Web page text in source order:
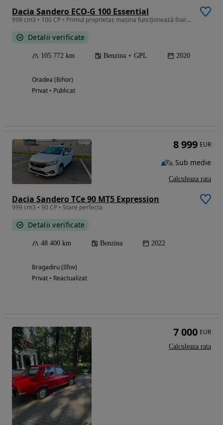
Dacia Sandero ECO-G 100 Essential
999 cm3 • 100 CP • Primul proprietar, mașina funcționează foarte bine.
Detalii verificate
105 772 km Benzina + GPL 2020
Oradea (Bihor)
Privat • Publicat
Dacia Sandero TCe 90 MT5 Expression
999 cm3 • 90 CP • Stare perfecta
Detalii verificate
48 400 km Benzina 2022
Bragadiru (Ilfov)
Privat • Reactualizat
8 999 EUR
Sub medie
Calculeaza rata
7 000 EUR
Calculeaza rata